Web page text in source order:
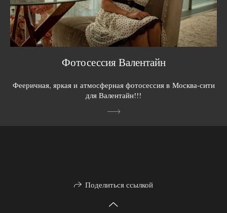
Фотосессия Валентайн
Фееричная, яркая и атмосферная фотосессия в Москва-сити
для Валентайн!!!
Поделиться ссылкой